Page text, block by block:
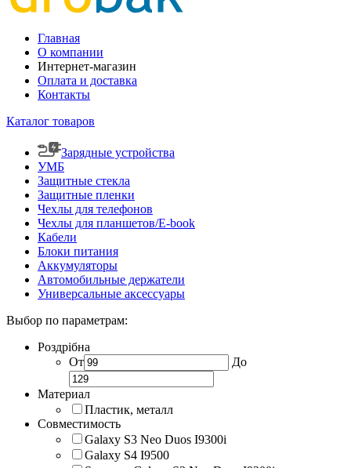
Главная
О компании
Интернет-магазин
Оплата и доставка
Контакты
Каталог товаров
Зарядные устройства
УМБ
Защитные стекла
Защитные пленки
Чехлы для телефонов
Чехлы для планшетов/E-book
Кабели
Блоки питания
Аккумуляторы
Автомобильные держатели
Универсальные аксессуары
Выбор по параметрам:
Роздрібна
От
До
Материал
Пластик, металл
Совместимость
Galaxy S3 Neo Duos I9300i
Galaxy S4 I9500